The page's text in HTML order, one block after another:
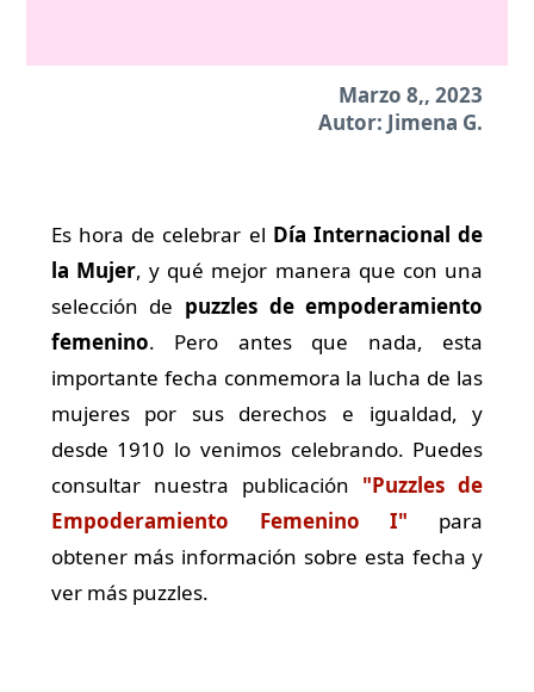
Marzo 8,, 2023
Autor: Jimena G.
Es hora de celebrar el Día Internacional de
la Mujer, y qué mejor manera que con una
selección de puzzles de empoderamiento
femenino. Pero antes que nada, esta
importante fecha conmemora la lucha de las
mujeres por sus derechos e igualdad, y
desde 1910 lo venimos celebrando. Puedes
consultar nuestra publicación "Puzzles de
Empoderamiento Femenino I" para
obtener más información sobre esta fecha y
ver más puzzles.